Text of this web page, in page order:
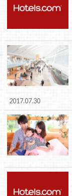
2017.07.30